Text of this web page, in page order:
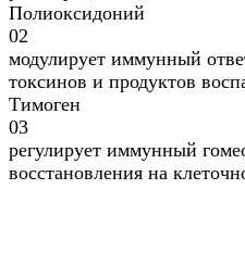
Полиоксидоний
02
модулирует иммунный
токсинов и продуктов
Тимоген
03
регулирует иммунный
восстановления на